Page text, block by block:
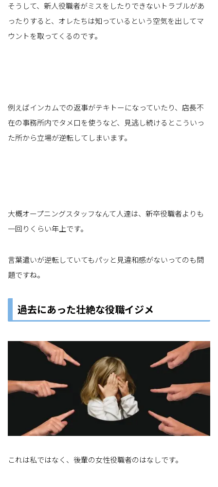
そうして、新人役職者がミスをしたりできないトラブルがあ
ったりすると、オレたちは知っているという空気を出してマ
ウントを取ってくるのです。
例えばインカムでの返事がテキトーになっていたり、店長不
在の事務所内でタメ口を使うなど、見逃し続けるとこういっ
た所から立場が逆転してしまいます。
大概オープニングスタッフなんて人達は、新卒役職者よりも
一回りくらい年上です。
言葉遣いが逆転していてもパッと見違和感がないってのも問
題ですね。
過去にあった壮絶な役職イジメ
これは私ではなく、後輩の女性役職者のはなしです。